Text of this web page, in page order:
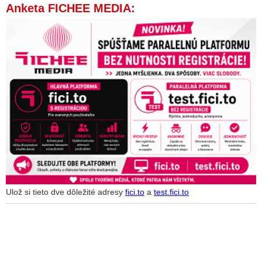
Anketa FICHEE MEDIA:
Ulož si tieto dve dôležité adresy fici.to a test.fici.to